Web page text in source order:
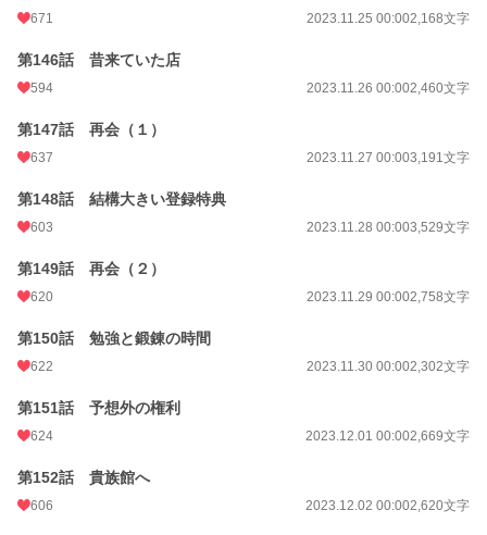
671 2023.11.25 00:002,168文字
第146話 昔来ていた店
594 2023.11.26 00:002,460文字
第147話 再会（１）
637 2023.11.27 00:003,191文字
第148話 結構大きい登録特典
603 2023.11.28 00:003,529文字
第149話 再会（２）
620 2023.11.29 00:002,758文字
第150話 勉強と鍛錬の時間
622 2023.11.30 00:002,302文字
第151話 予想外の権利
624 2023.12.01 00:002,669文字
第152話 貴族館へ
606 2023.12.02 00:002,620文字